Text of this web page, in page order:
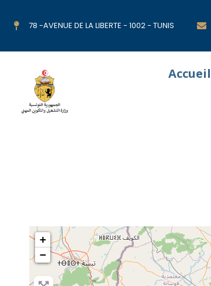
78 -AVENUE DE LA LIBERTE - 1002 - TUNIS
Accueil
+
−